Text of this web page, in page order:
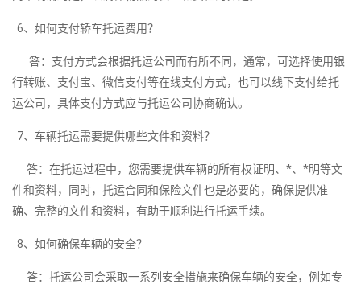
6、如何支付轿车托运费用？
答：支付方式会根据托运公司而有所不同，通常，可选择使用银
行转账、支付宝、微信支付等在线支付方式，也可以线下支付给托
运公司，具体支付方式应与托运公司协商确认。
7、车辆托运需要提供哪些文件和资料？
答：在托运过程中，您需要提供车辆的所有权证明、*、*明等文
件和资料，同时，托运合同和保险文件也是必要的，确保提供准
确、完整的文件和资料，有助于顺利进行托运手续。
8、如何确保车辆的安全？
答：托运公司会采取一系列安全措施来确保车辆的安全，例如专